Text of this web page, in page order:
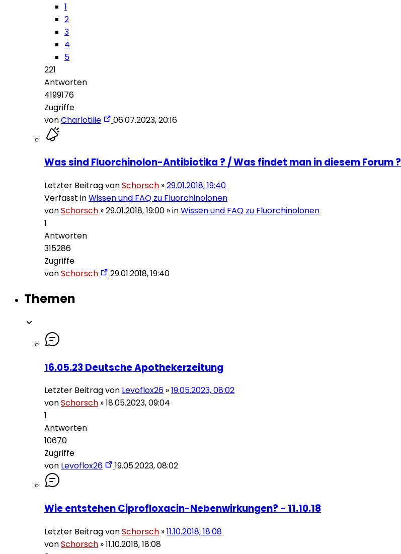
1
2
3
4
5
221
Antworten
4199176
Zugriffe
vonCharlotilie 06.07.2023, 20:16
Was sind Fluorchinolon-Antibiotika ? / Was findet man in diesem Forum ?
Letzter Beitrag vonSchorsch »29.01.2018, 19:40
Verfasst inWissen und FAQ zu Fluorchinolonen
vonSchorsch »29.01.2018, 19:00 » inWissen und FAQ zu Fluorchinolonen
1
Antworten
315286
Zugriffe
vonSchorsch 29.01.2018, 19:40
Themen
16.05.23 Deutsche Apothekerzeitung
Letzter Beitrag von Levoflox26 »19.05.2023, 08:02
vonSchorsch »18.05.2023, 09:04
1
Antworten
10670
Zugriffe
von Levoflox26 19.05.2023, 08:02
Wie entstehen Ciprofloxacin-Nebenwirkungen? - 11.10.18
Letzter Beitrag vonSchorsch »11.10.2018, 18:08
vonSchorsch »11.10.2018, 18:08